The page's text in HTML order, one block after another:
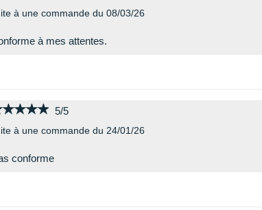
à une commande du 08/03/26
à mes attentes.
5/5
à une commande du 24/01/26
conforme